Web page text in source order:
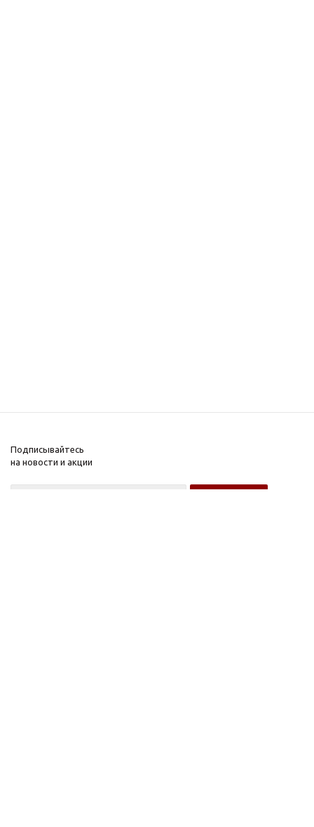
Подписывайтесь
на новости и акции